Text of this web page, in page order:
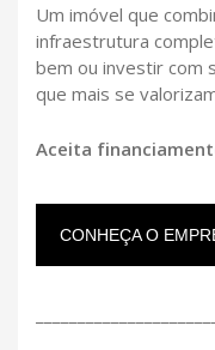
Um imóvel que
infraestrutura
bem ou investir com
que mais se
Aceita
CONHEÇA O